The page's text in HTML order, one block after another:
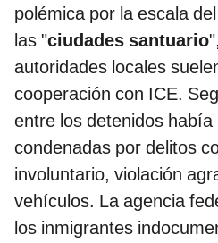
polémica por la escala
las "ciudades santuario
autoridades locales
cooperación con ICE.
entre los detenidos
condenadas por delitos
involuntario, violación
vehículos. La agencia
los inmigrantes